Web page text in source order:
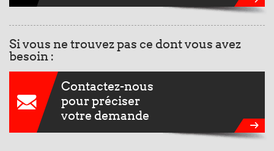
Si vous ne trouvez pas ce dont vous avez
besoin :
Contactez-nous
pour préciser
votre demande